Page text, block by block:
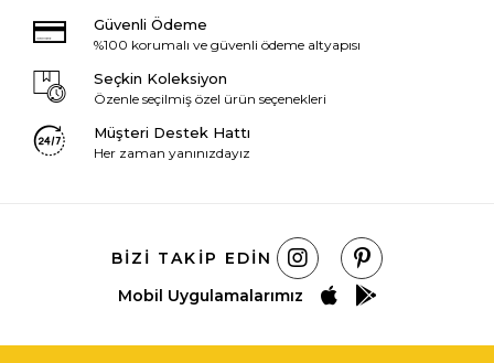
Güvenli Ödeme
%100 korumalı ve güvenli ödeme altyapısı
Seçkin Koleksiyon
Özenle seçilmiş özel ürün seçenekleri
Müşteri Destek Hattı
Her zaman yanınızdayız
BIZI TAKIP EDIN
Mobil Uygulamalarımız